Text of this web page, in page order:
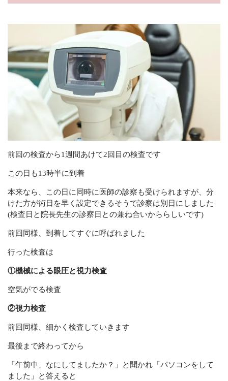
前回の検査から1週間あけて2回目の検査です
この日も13時半に到着
本来なら、この日に同時に医師の診察も受けられますが、分
けた方が術日を早く設定できるそうで診察は別日にしました
(検査日と院長先生の診察日との兼ね合いかららしいです)
前回同様、到着してすぐに呼ばれました
行った検査は
①機械による眼圧と視力検査
空気がでる検査
②視力検査
前回同様、細かく検査していきます
最後まで終わってから
「午前中、なにしてましたか？」と聞かれ「パソコンをして
ました」と答えると